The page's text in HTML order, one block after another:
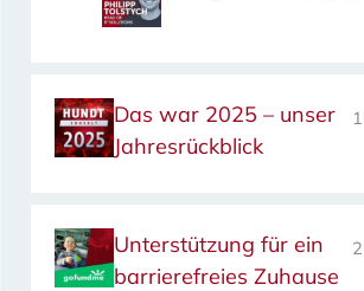
Das war 2025 – unser
Jahresrückblick
Unterstützung für ein
barrierefreies Zuhause